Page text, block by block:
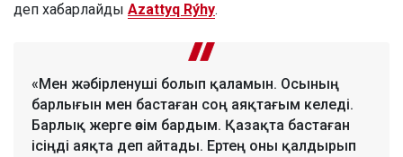
деп хабарлайды Azattyq Rýhy.
«Мен жәбірленуші болып қаламын. Осының
барлығын мен бастаған соң аяқтағым келеді.
Барлық жерге өзім бардым. Қазақта бастаған
ісіңді аяқта деп айтады. Ертең оны қалдырып